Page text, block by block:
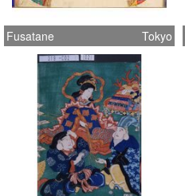
Fusatane Tokyo